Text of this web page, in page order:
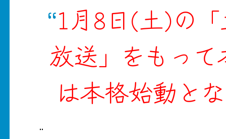
1月8日(土)の
放送」をもっ
は本格始動と